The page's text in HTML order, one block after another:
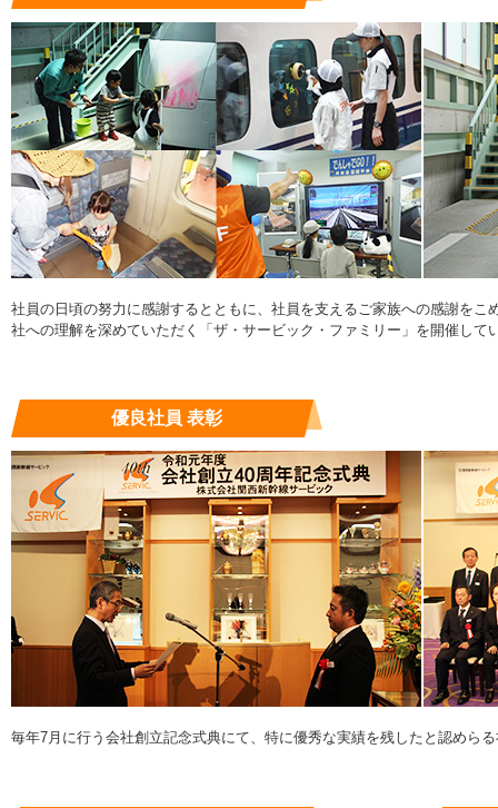
社員の日頃の努力に感謝するとともに、社員を支えるご家族への感謝を
社への理解を深めていただく「ザ・サービック・ファミリー」を開催して
優良社員 表彰
毎年7月に行う会社創立記念式典にて、特に優秀な実績を残したと認めら